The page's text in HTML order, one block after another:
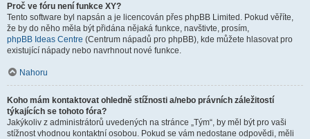
Proč ve fóru není funkce XY?
Tento software byl napsán a je licencován přes phpBB Limited. Pokud věříte,
že by do něho měla být přidána nějaká funkce, navštivte, prosím,
phpBB Ideas Centre (Centrum nápadů pro phpBB), kde můžete hlasovat pro
existující nápady nebo navrhnout nové funkce.
Nahoru
Koho mám kontaktovat ohledně stížnosti a/nebo právních záležitostí
týkajících se tohoto fóra?
Jakýkoliv z administrátorů uvedených na stránce „Tým“, by měl být pro vaši
stížnost vhodnou kontaktní osobou. Pokud se vám nedostane odpovědi, měli